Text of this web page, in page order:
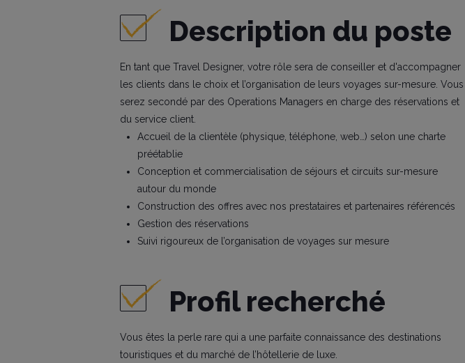
Description du poste
En tant que Travel Designer, votre rôle sera de conseiller et d'accompagner
les clients dans le choix et l’organisation de leurs voyages sur-mesure. Vous
serez secondé par des Operations Managers en charge des réservations et
du service client.
Accueil de la clientèle (physique, téléphone, web…) selon une charte
préétablie
Conception et commercialisation de séjours et circuits sur-mesure
autour du monde
Construction des offres avec nos prestataires et partenaires référencés
Gestion des réservations
Suivi rigoureux de l’organisation de voyages sur mesure
Profil recherché
Vous êtes la perle rare qui a une parfaite connaissance des destinations
touristiques et du marché de l’hôtellerie de luxe.